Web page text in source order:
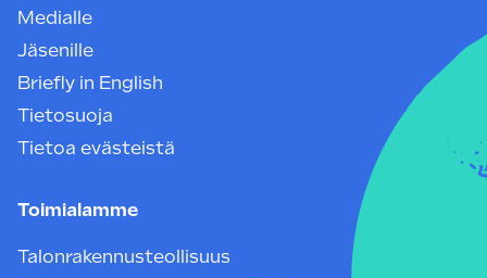
Medialle
Jäsenille
Briefly in English
Tietosuoja
Tietoa evästeistä
Toimialamme
Talonrakennusteollisuus